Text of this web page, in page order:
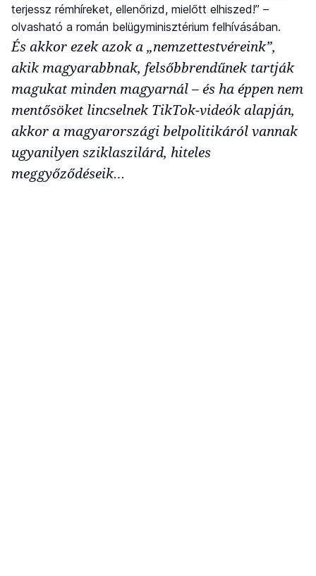
terjessz rémhíreket, ellenőrizd, mielőtt elhiszed!” –
olvasható a román belügyminisztérium felhívásában.
És akkor ezek azok a „nemzettestvéreink”,
akik magyarabbnak, felsőbbrendűnek tartják
magukat minden magyarnál – és ha éppen nem
mentősöket lincselnek TikTok-videók alapján,
akkor a magyarországi belpolitikáról vannak
ugyanilyen sziklaszilárd, hiteles
meggyőződéseik…